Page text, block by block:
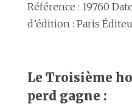
Référence : 19760
d’édition : Paris
Le Troisième
perd gagne :